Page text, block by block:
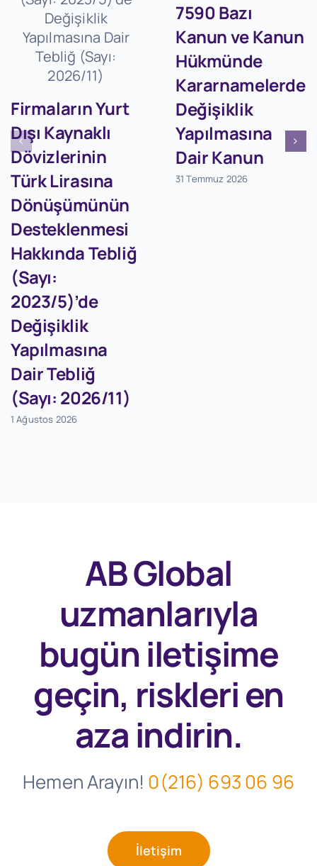
Firmaların Yurt
Dışı Kaynaklı
Dövizlerinin
Türk Lirasına
Dönüşümünün
Desteklenmesi
Hakkında Tebliğ
(Sayı:
2023/5)’de
Değişiklik
Yapılmasına
Dair Tebliğ
(Sayı: 2026/11)
1 Ağustos 2026
7590 Bazı
Kanun ve Kanun
Hükmünde
Kararnamelerde
Değişiklik
Yapılmasına
Dair Kanun
31 Temmuz 2026
AB Global
uzmanlarıyla
bugüniletişime
geçin, riskleri en
aza indirin.
Hemen Arayın! 0(216) 693 06 96
İletişim